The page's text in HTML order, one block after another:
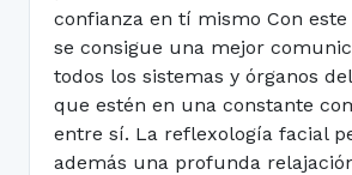
confianza en tí mismo Con
se consigue una mejor
todos los sistemas y órganos
que estén en una constante
entre sí. La reflexología facial
además una profunda